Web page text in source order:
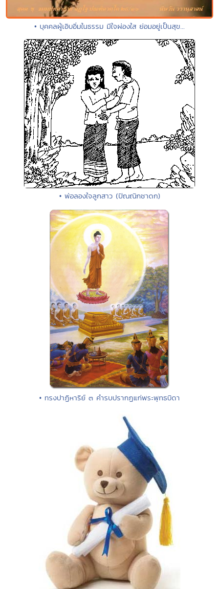
• บุคคลผู้เอิบอิ่มในธรรม มีใจผ่องใส ย่อมอยู่เป็นสุข...
• พ่อลองใจลูกสาว (ปัณณิกชาดก)
• ทรงปาฏิหาริย์ ๓ คำรบปรากฏแก่พระพุทธบิดา